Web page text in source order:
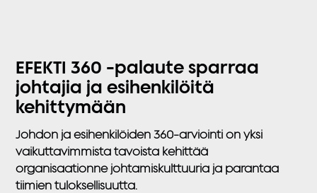
EFEKTI 360 -palaute sparraa
johtajia ja esihenkilöitä
kehittymään
Johdon ja esihenkilöiden 360-arviointi on yksi
vaikuttavimmista tavoista kehittää
organisaationne johtamiskulttuuria ja parantaa
tiimien tuloksellisuutta.